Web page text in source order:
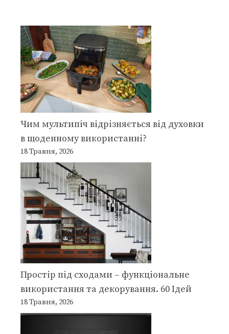
Чим мультипіч відрізняється від духовки
в щоденному використанні?
18 Травня, 2026
Простір під сходами – функціональне
використання та декорування. 60 Ідей
18 Травня, 2026